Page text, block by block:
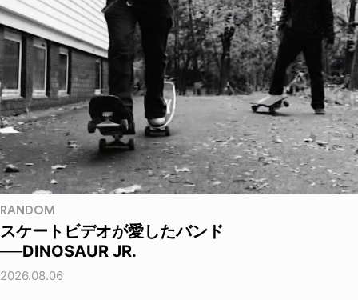
RANDOM
スケートビデオが愛したバンド
──DINOSAUR JR.
2026.08.06